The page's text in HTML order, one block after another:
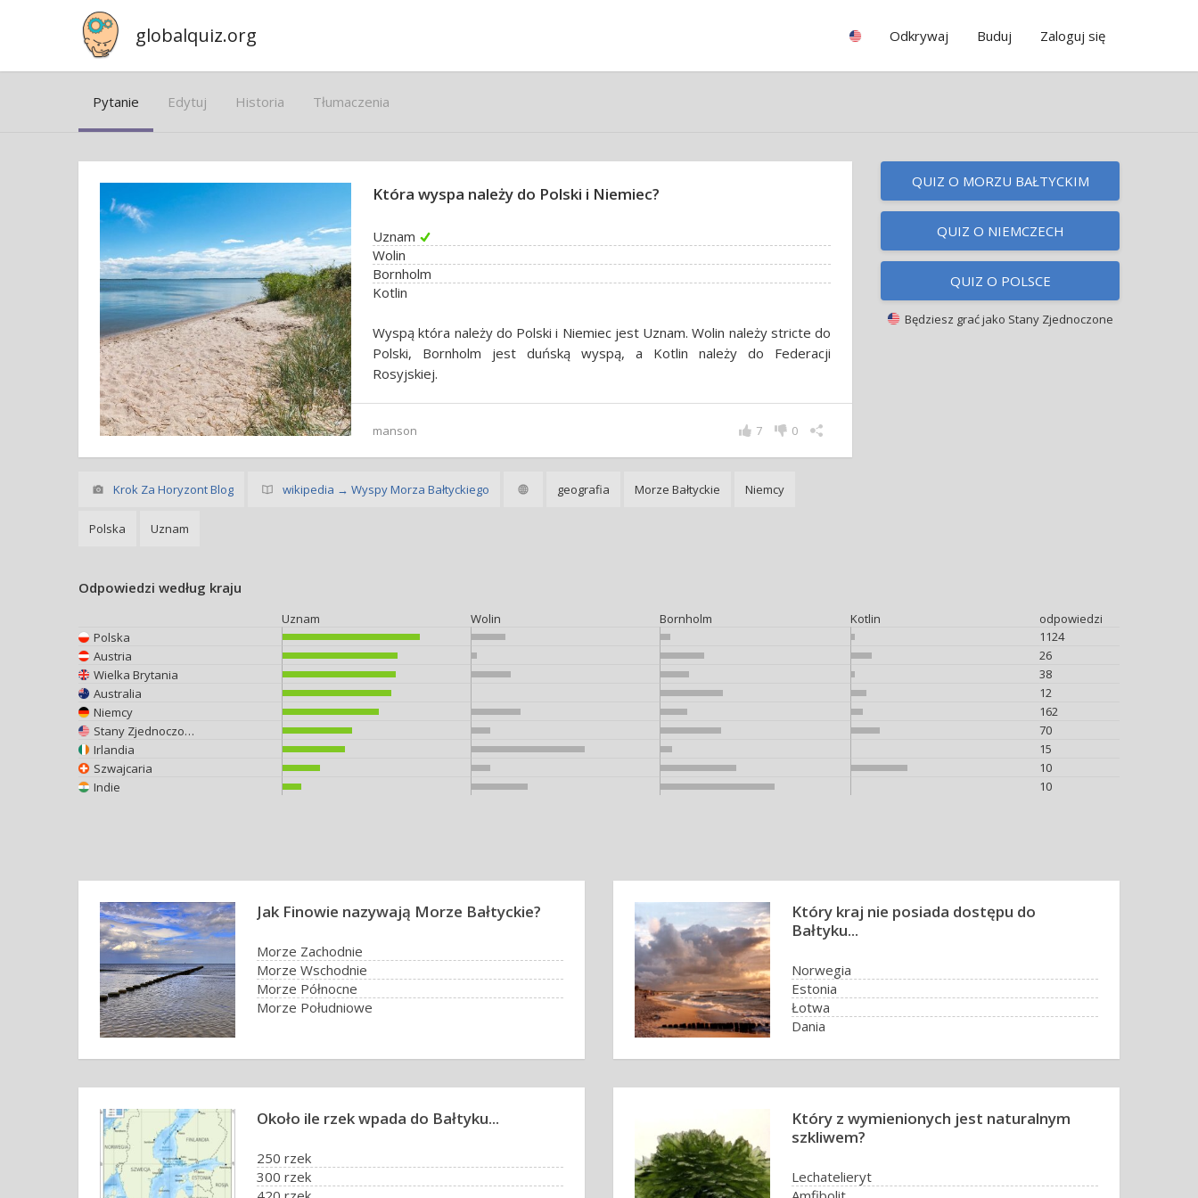
globalquiz.org Odkrywaj Buduj Zaloguj się
Pytanie Edytuj Historia Tłumaczenia
Która wyspa należy do Polski i Niemiec?
Uznam
Wolin
Bornholm
Kotlin
Wyspą która należy do Polski i Niemiec jest Uznam. Wolin należy stricte do
Polski, Bornholm jest duńską wyspą, a Kotlin należy do Federacji
Rosyjskiej.
manson 0
7
Krok Za Horyzont Blog wikipedia → Wyspy Morza Bałtyckiego geografia Morze Bałtyckie Niemcy
Polska Uznam
QUIZ O MORZU BAŁTYCKIM
QUIZ O NIEMCZECH
QUIZ O POLSCE
Będziesz grać jako Stany Zjednoczone
Odpowiedzi według kraju
Uznam Wolin Bornholm Kotlin
odpowiedzi
Polska
1124
Austria
26
Wielka Brytania
38
Australia
12
Niemcy
162
Stany Zjednoczone
70
Irlandia
15
Szwajcaria
10
Indie
10
Jak Finowie nazywają Morze Bałtyckie?
Morze Zachodnie
Morze Wschodnie
Morze Północne
Morze Południowe
Który kraj nie posiada dostępu do
Bałtyku...
Norwegia
Estonia
Łotwa
Dania
Około ile rzek wpada do Bałtyku...
250 rzek
300 rzek
Który z wymienionych jest naturalnym
szkliwem?
Lechatelieryt